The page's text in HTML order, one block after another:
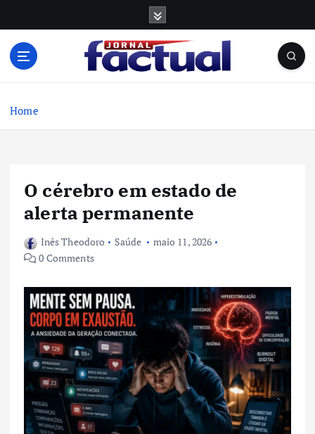
Home
O cérebro em estado de
alerta permanente
Inês Theodoro Saúde
maio 11, 2026
0 Comments